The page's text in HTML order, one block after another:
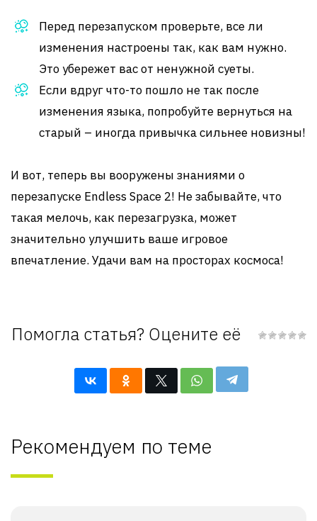
Перед перезапуском проверьте, все ли
изменения настроены так, как вам нужно.
Это убережет вас от ненужной суеты.
Если вдруг что-то пошло не так после
изменения языка, попробуйте вернуться на
старый – иногда привычка сильнее новизны!
И вот, теперь вы вооружены знаниями о
перезапуске Endless Space 2! Не забывайте, что
такая мелочь, как перезагрузка, может
значительно улучшить ваше игровое
впечатление. Удачи вам на просторах космоса!
Помогла статья? Оцените её
Рекомендуем по теме